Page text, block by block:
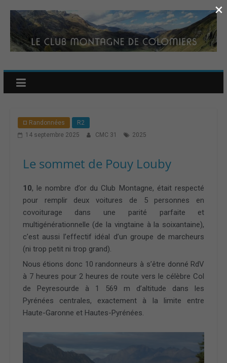
¤ Randonnées
R2
14 septembre 2025
CMC 31 2025
Le sommet de Pouy Louby
10, le nombre d’or du Club Montagne, était respecté
pour remplir deux voitures de 5 personnes en
covoiturage dans une parité parfaite et
multigénérationnelle (de la vingtaine à la soixantaine),
c’est aussi l’effectif idéal d’un groupe de marcheurs
(ni trop petit ni trop grand).
Nous étions donc 10 randonneurs à s’être donné RdV
à 7 heures pour 2 heures de route vers le célèbre Col
de Peyresourde à 1 569 m d’altitude dans les
Pyrénées centrales, exactement à la limite entre
Haute-Garonne et Hautes-Pyrénées.
×